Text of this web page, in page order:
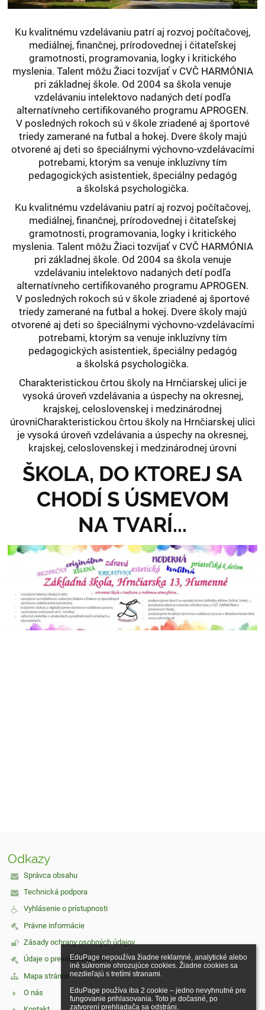
EduPage nepoužíva žiadne reklamné, analytické alebo
iné súkromie ohrozujúce cookies. Žiadne cookies sa
nezdieľajú s tretími stranami.
EduPage používa iba 2 cookie – jedno nevyhnutné pre
fungovanie prihlasovania. Toto je dočasné, po
zatvorení prehliadača sa odstráni.
Ku kvalitnému vzdelávaniu patrí aj rozvoj počítačovej,
mediálnej, finančnej, prírodovednej i čitateľskej
gramotnosti, programovania, logky i kritického
myslenia. Talent môžu Žiaci tozvíjať v CVČ HARMÓNIA
pri základnej škole. Od 2004 sa škola venuje
vzdelávaniu intelektovo nadaných detí podľa
alternatívneho certifikovaného programu APROGEN.
V posledných rokoch sú v škole zriadené aj športové
triedy zamerané na futbal a hokej. Dvere školy majú
otvorené aj deti so špeciálnymi výchovno-vzdelávacími
potrebami, ktorým sa venuje inkluzívny tím
pedagogických asistentiek, špeciálny pedagóg
a školská psychologička.
Ku kvalitnému vzdelávaniu patrí aj rozvoj počítačovej,
mediálnej, finančnej, prírodovednej i čitateľskej
gramotnosti, programovania, logky i kritického
myslenia. Talent môžu Žiaci tozvíjať v CVČ HARMÓNIA
pri základnej škole. Od 2004 sa škola venuje
vzdelávaniu intelektovo nadaných detí podľa
alternatívneho certifikovaného programu APROGEN.
V posledných rokoch sú v škole zriadené aj športové
triedy zamerané na futbal a hokej. Dvere školy majú
otvorené aj deti so špeciálnymi výchovno-vzdelávacími
potrebami, ktorým sa venuje inkluzívny tím
pedagogických asistentiek, špeciálny pedagóg
a školská psychologička.
Charakteristickou črtou školy na Hrnčiarskej ulici je
vysoká úroveň vzdelávania a úspechy na okresnej,
krajskej, celoslovenskej i medzinárodnej
úrovniCharakteristickou črtou školy na Hrnčiarskej ulici
je vysoká úroveň vzdelávania a úspechy na okresnej,
krajskej, celoslovenskej i medzinárodnej úrovni
ŠKOLA, DO KTOREJ SA
CHODÍ S ÚSMEVOM
NA TVARÍ...
Odkazy
Správca obsahu
Technická podpora
Vyhlásenie o prístupnosti
Právne informácie
Zásady ochrany osobných údajov
Údaje o prevádzkovateľovi
Mapa stránok
O nás